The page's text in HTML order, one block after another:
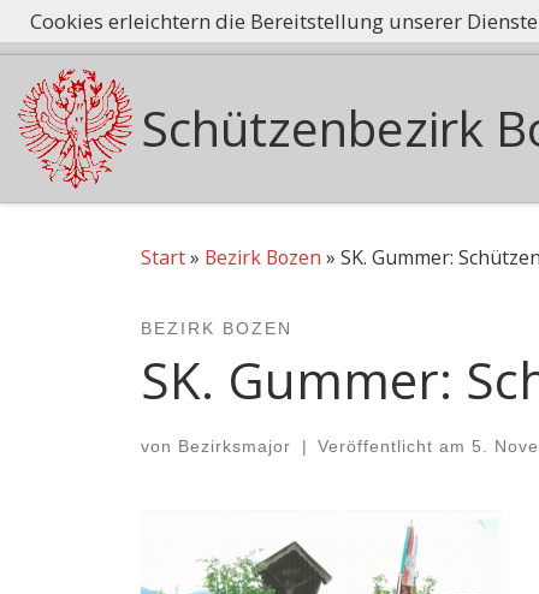
Zum Inhalt springen Tradition
Schützenbezirk
Start» Bezirk Bozen » SK. Gummer:
BEZIRK BOZEN
SK. Gummer:
von Bezirksmajor | Veröffentlicht am 5.
Cookies erleichtern die Bereitstellung unserer